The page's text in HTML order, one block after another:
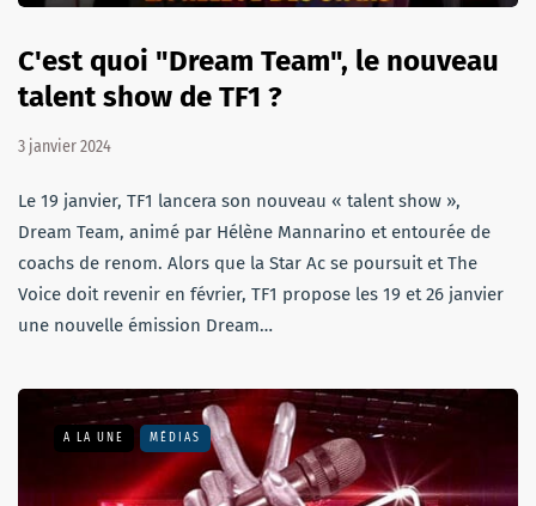
C'est quoi "Dream Team", le nouveau
talent show de TF1 ?
3 janvier 2024
Le 19 janvier, TF1 lancera son nouveau « talent show »,
Dream Team, animé par Hélène Mannarino et entourée de
coachs de renom. Alors que la Star Ac se poursuit et The
Voice doit revenir en février, TF1 propose les 19 et 26 janvier
une nouvelle émission Dream…
A LA UNE MÉDIAS